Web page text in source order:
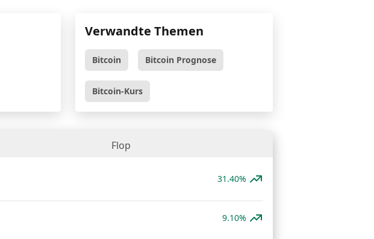
Verwandte Themen
Bitcoin Bitcoin Prognose
Bitcoin-Kurs
Flop
31.40%
9.10%